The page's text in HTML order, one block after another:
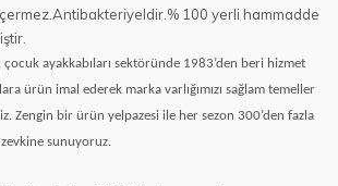
100 yerli hammadde
çocuk ayakkabıları sektöründe 1983’den beri hizmet
ürün imal ederek marka varlığımızı sağlam temeller
Zengin bir ürün yelpazesi ile her sezon 300’den fazla
sunuyoruz.